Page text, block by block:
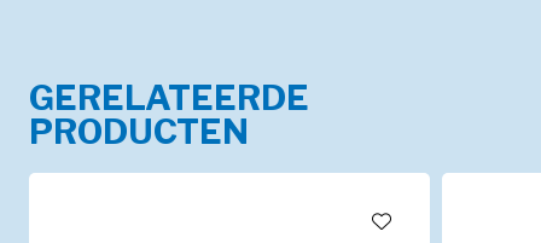
GERELATEERDE
PRODUCTEN